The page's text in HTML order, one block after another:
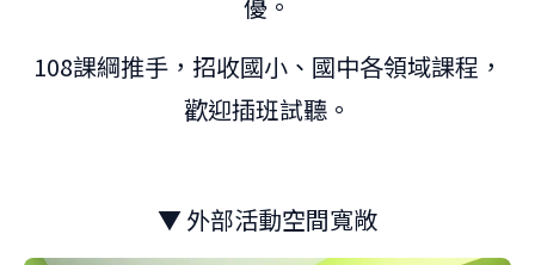
108課綱推手，招收國小、國中各領域課程，
歡迎插班試聽。
▼ 外部活動空間寬敞